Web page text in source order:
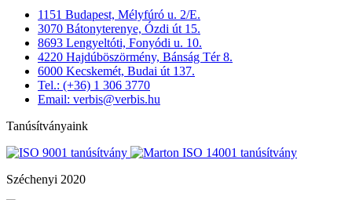
1151 Budapest, Mélyfúró u. 2/E.
3070 Bátonyterenye, Ózdi út 15.
8693 Lengyeltóti, Fonyódi u. 10.
4220 Hajdúböszörmény, Bánság Tér 8.
6000 Kecskemét, Budai út 137.
Tel.: (+36) 1 306 3770
Email: verbis@verbis.hu
Tanúsítványaink
Széchenyi 2020